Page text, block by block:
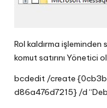
Rol kaldırma
komut satırını Yönetici
bcdedit /create
d86a476d7215} /d